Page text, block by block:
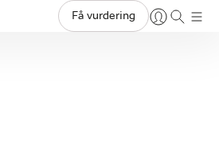
Få vurdering